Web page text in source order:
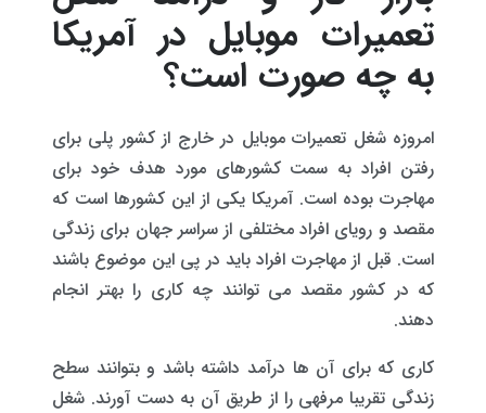
تعمیرات موبایل در آمریکا
به چه صورت است؟
امروزه شغل تعمیرات موبایل در خارج از کشور پلی برای
رفتن افراد به سمت کشورهای مورد هدف خود برای
مهاجرت بوده است. آمریکا یکی از این کشورها است که
مقصد و رویای افراد مختلفی از سراسر جهان برای زندگی
است. قبل از مهاجرت افراد باید در پی این موضوع باشند
که در کشور مقصد می توانند چه کاری را بهتر انجام
دهند.
کاری که برای آن ها درآمد داشته باشد و بتوانند سطح
زندگی تقریبا مرفهی را از طریق آن به دست آورند. شغل